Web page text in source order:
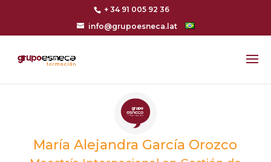
+ 34 91 005 92 36
info@grupoesneca.lat
María Alejandra García Orozco